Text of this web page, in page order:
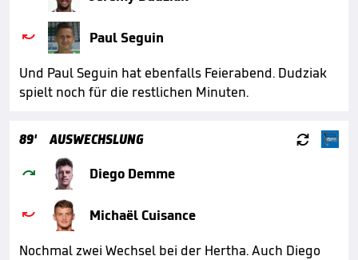

Paul Seguin
Und Paul Seguin hat ebenfalls Feierabend. Dudziak
spielt noch für die restlichen Minuten.
89' AUSWECHSLUNG 
 Diego Demme

Michaël Cuisance
Nochmal zwei Wechsel bei der Hertha. Auch Diego